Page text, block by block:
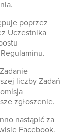
poprzez
Uczestnika
liczby Zadań
zgłoszenie.
nastąpić za
Facebook.